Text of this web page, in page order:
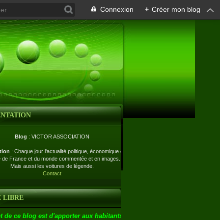
Connexion + Créer mon blog
Blog : VICTOR ASSOCIATION
: Chaque jour l'actualité politique, économique et
de France et du monde commentée et en images.
Mais aussi les voitures de légende.
Contact
LIBRE
de ce blog est d'apporter aux habitants